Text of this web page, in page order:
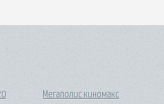
Мегаполис киномакс